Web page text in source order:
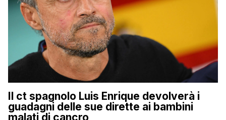
Il ct spagnolo Luis Enrique devolverà i
guadagni delle sue dirette ai bambini
malati di cancro